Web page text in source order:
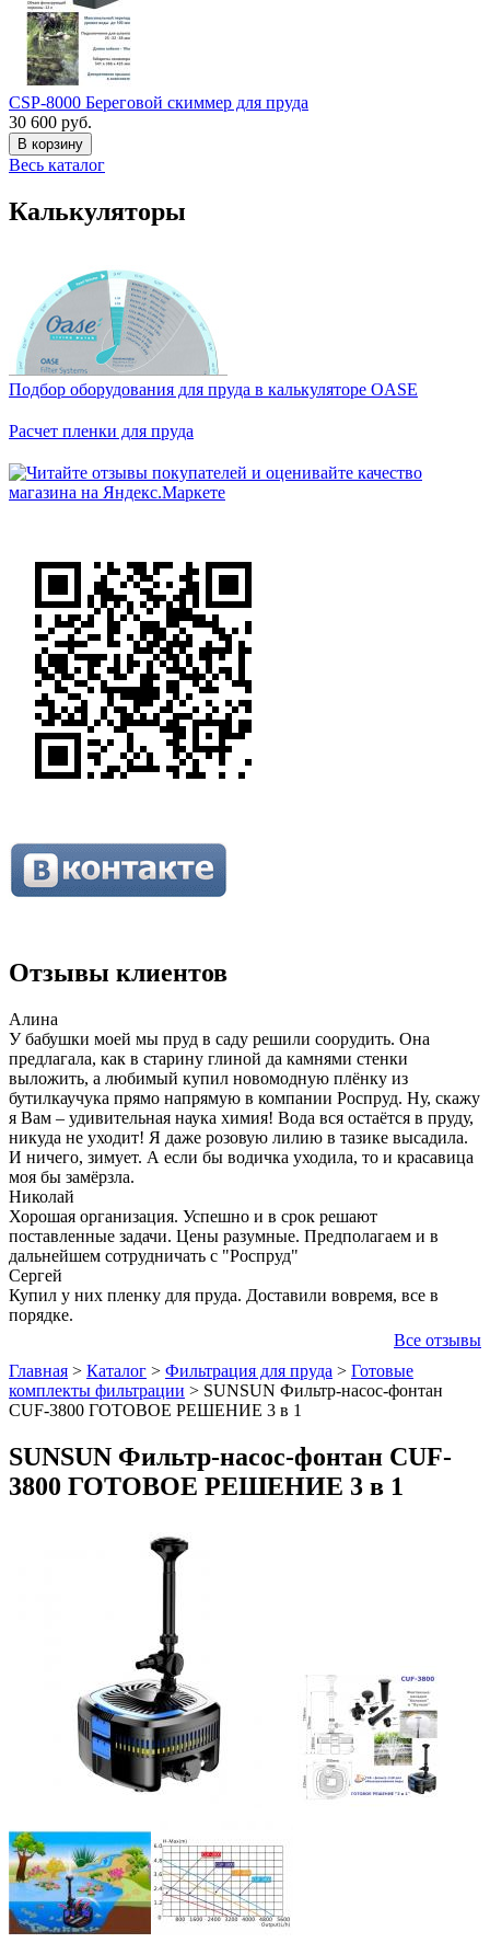
CSP-8000 Береговой скиммер для пруда
30 600 руб.
В корзину
Весь каталог
Калькуляторы
Подбор оборудования для пруда в калькуляторе OASE
Расчет пленки для пруда
Отзывы клиентов
Алина
У бабушки моей мы пруд в саду решили соорудить. Она
предлагала, как в старину глиной да камнями стенки
выложить, а любимый купил новомодную плёнку из
бутилкаучука прямо напрямую в компании Роспруд. Ну, скажу
я Вам – удивительная наука химия! Вода вся остаётся в пруду,
никуда не уходит! Я даже розовую лилию в тазике высадила.
И ничего, зимует. А если бы водичка уходила, то и красавица
моя бы замёрзла.
Николай
Хорошая организация. Успешно и в срок решают
поставленные задачи. Цены разумные. Предполагаем и в
дальнейшем сотрудничать с "Роспруд"
Сергей
Купил у них пленку для пруда. Доставили вовремя, все в
порядке.
Все отзывы
Главная > Каталог > Фильтрация для пруда > Готовые
комплекты фильтрации > SUNSUN Фильтр-насос-фонтан
CUF-3800 ГОТОВОЕ РЕШЕНИЕ 3 в 1
SUNSUN Фильтр-насос-фонтан CUF-
3800 ГОТОВОЕ РЕШЕНИЕ 3 в 1